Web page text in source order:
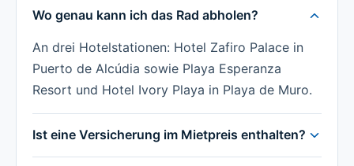
Wo genau kann ich das Rad abholen?
An drei Hotelstationen: Hotel Zafiro Palace in
Puerto de Alcúdia sowie Playa Esperanza
Resort und Hotel Ivory Playa in Playa de Muro.
Ist eine Versicherung im Mietpreis enthalten?